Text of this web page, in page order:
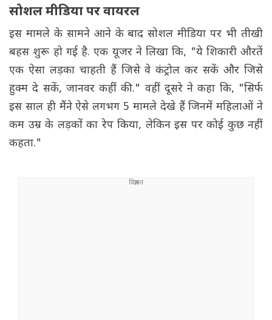
सोशल मीडिया पर वायरल
इस मामले के सामने आने के बाद सोशल मीडिया पर भी तीखी
बहस शुरू हो गई है. एक यूजर ने लिखा कि, "ये शिकारी औरतें
एक ऐसा लड़का चाहती हैं जिसे वे कंट्रोल कर सकें और जिसे
हुक्म दे सकें, जानवर कहीं की." वहीं दूसरे ने कहा कि, "सिर्फ
इस साल ही मैंने ऐसे लगभग 5 मामले देखे हैं जिनमें महिलाओं ने
कम उम्र के लड़कों का रेप किया, लेकिन इस पर कोई कुछ नहीं
कहता."